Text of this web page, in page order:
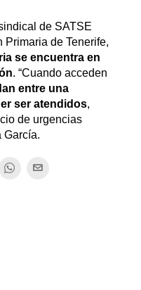
de SATSE
Primaria de Tenerife,
se encuentra en
. “Cuando acceden
entre una
ser atendidos,
de urgencias
García.